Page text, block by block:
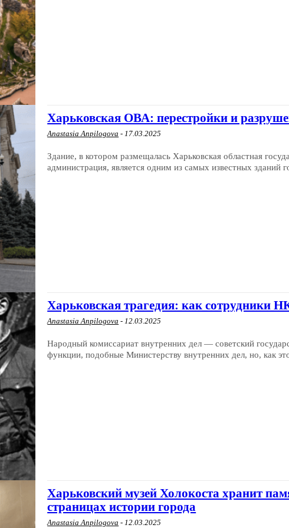
Харьковская ОВА: перестройки и
Anastasia Anpilogova - 17.03.2025
Здание, в котором размещалась Харьковская областная
администрация, является одним из самых известных зданий
Харьковская трагедия: как сотрудники
Anastasia Anpilogova - 12.03.2025
Народный комиссариат внутренних дел — советский
функции, подобные Министерству внутренних дел, но, как
Харьковский музей Холокоста хранит
страницах истории города
Anastasia Anpilogova - 12.03.2025